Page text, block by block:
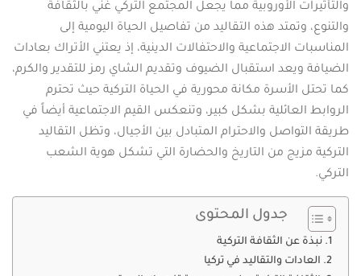
والتأثيرات الأوروبية مما يجعل المجتمع التركي غني بالثقافة
والتنوع، وتمتد هذه التقاليد من تفاصيل الحياة اليومية إلى
المناسبات الاجتماعية والاحتفالات الدينية، إذ يعتني الأتراك بعادات
الضيافة ويعد استقبال الضيوف وتقديم الشاي رمز للتقدير والكرم،
كما تحتل الأسرة مكانة محورية في الحياة التركية حيث تحترم
الروابط العائلية بشكل كبير، وتنعكس القيم الاجتماعية أيضاً في
طريقة التواصل والاحترام المتبادل بين الأجيال، وتظل التقاليد
التركية مزيج من التاريخ والحضارة التي تشكل هوية الشعب
التركي.
جدول المحتوى
نبذة عن الثقافة التركية
العادات والتقاليد في تركيا